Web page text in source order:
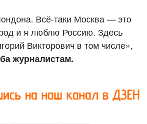
Всё-таки Москва — это
и я люблю Россию. Здесь
Викторович в том числе»,
журналистам.